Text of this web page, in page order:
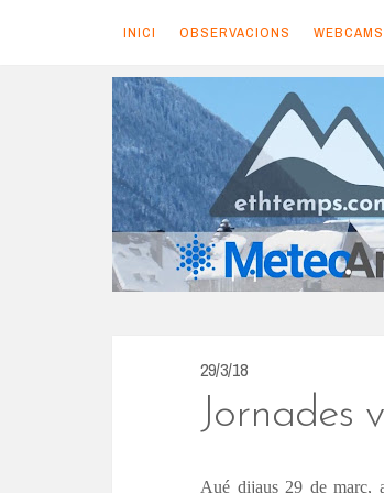
k
i
p
t
o
c
INICI OBSERVACIONS WEBCAMS
29/3/18
Jornades
Aué dijaus 29 de març,